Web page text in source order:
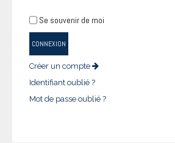
Se souvenir de moi
CONNEXION
Créer un compte
Identifiant oublié ?
Mot de passe oublié ?